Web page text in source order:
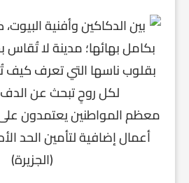
معظم المواطنين يعتمدون على
أعمال إضافية لتأمين الحد
(الجزيرة)